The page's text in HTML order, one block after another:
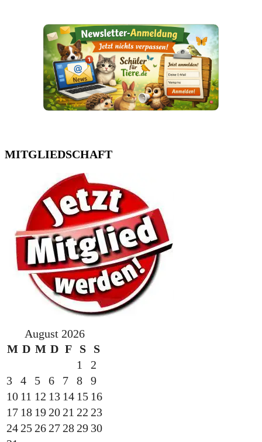
MITGLIEDSCHAFT
August 2026
M D M D F S
S
1
2
3
4 5 6 7 8
9
10 11 12 13 14 15 16
17 18 19 20 21 22 23
24 25 26 27 28 29 30